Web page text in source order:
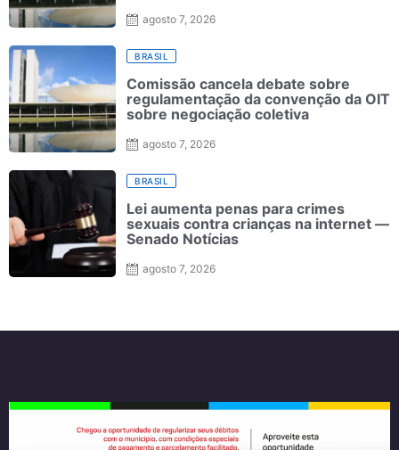
agosto 7, 2026
BRASIL
Comissão cancela debate sobre
regulamentação da convenção da OIT
sobre negociação coletiva
agosto 7, 2026
BRASIL
Lei aumenta penas para crimes
sexuais contra crianças na internet —
Senado Notícias
agosto 7, 2026